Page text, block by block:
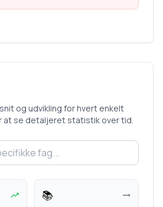
og udvikling for hvert enkelt
at se detaljeret statistik over tid.
📚